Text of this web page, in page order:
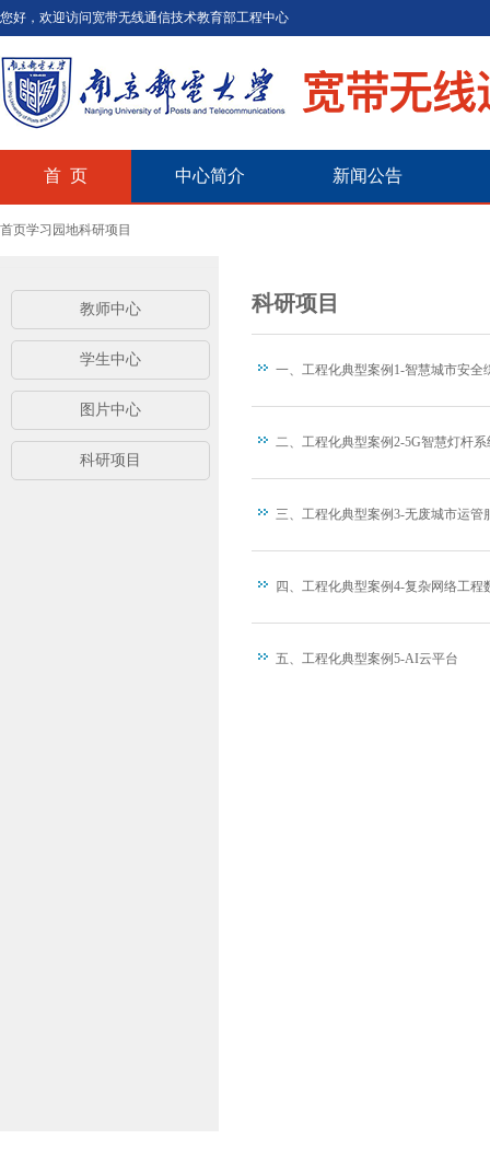
您好，欢迎访问宽带无线通信技术教育部工程中心
首 页 中心简介 新闻公告
首页学习园地科研项目
教师中心
学生中心
图片中心
科研项目
科研项目
一、工程化典型案例1-智慧城市安全
二、工程化典型案例2-5G智慧灯杆系
三、工程化典型案例3-无废城市运管
四、工程化典型案例4-复杂网络工程
五、工程化典型案例5-AI云平台